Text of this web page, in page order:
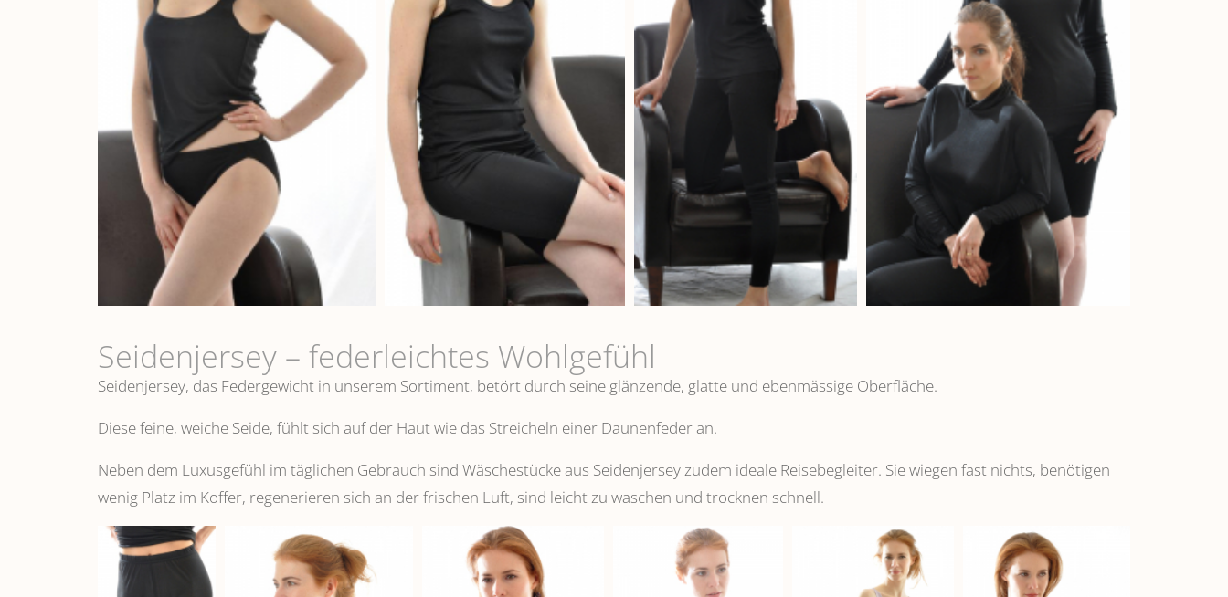
Seidenjersey – federleichtes Wohlgefühl
Seidenjersey, das Federgewicht in unserem Sortiment, betört durch seine glänzende, glatte und ebenmässige Oberfläche.
Diese feine, weiche Seide, fühlt sich auf der Haut wie das Streicheln einer Daunenfeder an.
Neben dem Luxusgefühl im täglichen Gebrauch sind Wäschestücke aus Seidenjersey zudem ideale Reisebegleiter. Sie wiegen fast nichts, benötigen
wenig Platz im Koffer, regenerieren sich an der frischen Luft, sind leicht zu waschen und trocknen schnell.